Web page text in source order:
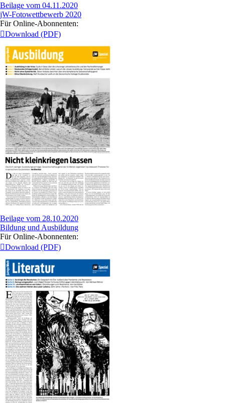
Beilage vom 04.11.2020
jW-Fotowettbewerb 2020
Für Online-Abonnenten:
Download (PDF)
Beilage vom 28.10.2020
Bildung und Ausbildung
Für Online-Abonnenten:
Download (PDF)